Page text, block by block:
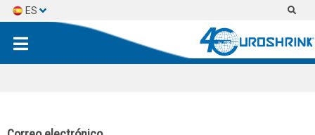
ES